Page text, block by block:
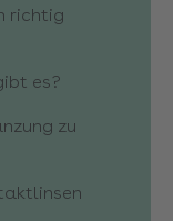
richtig
es?
zu